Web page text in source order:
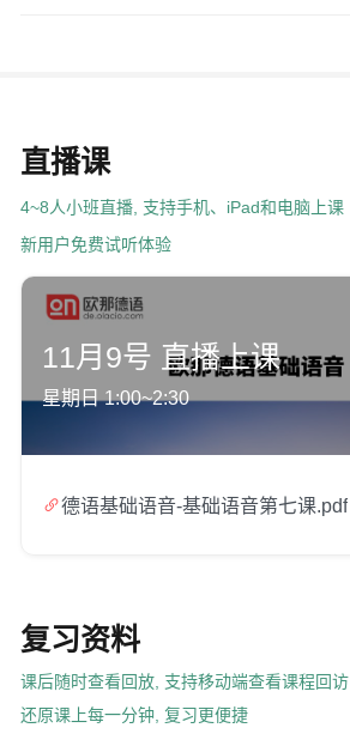
直播课
4~8人小班直播, 支持手机、iPad和电脑上课
新用户免费试听体验
11月9号 直播上课
星期日 1:00~2:30
德语基础语音-基础语音第七课.pdf
复习资料
课后随时查看回放, 支持移动端查看课程回访
还原课上每一分钟, 复习更便捷